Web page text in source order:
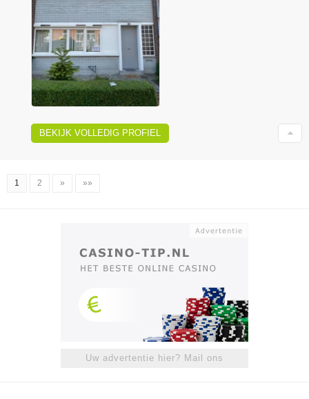
BEKIJK VOLLEDIG PROFIEL
1 2 » »»
Uw advertentie hier? Mail ons